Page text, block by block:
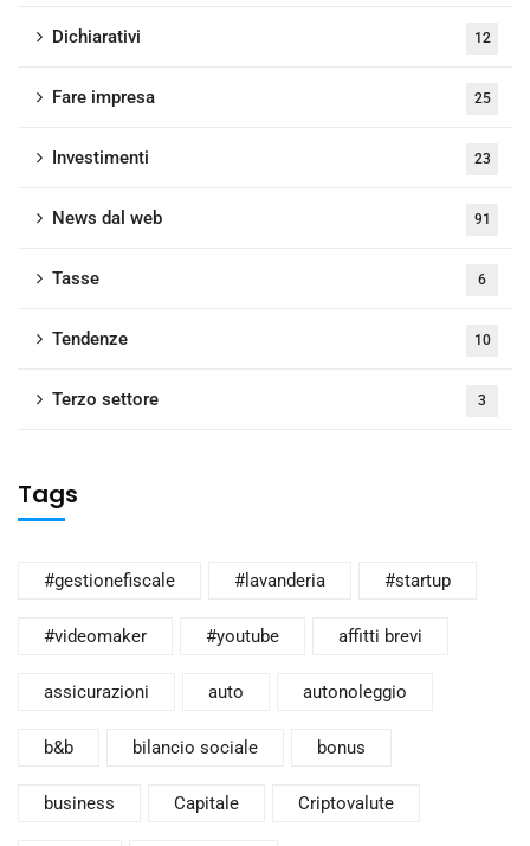
Dichiarativi 12
Fare impresa 25
Investimenti 23
News dal web 91
Tasse 6
Tendenze 10
Terzo settore 3
Tags
#gestionefiscale #lavanderia #startup
#videomaker #youtube affitti brevi
assicurazioni auto autonoleggio
b&b bilancio sociale bonus
business Capitale Criptovalute